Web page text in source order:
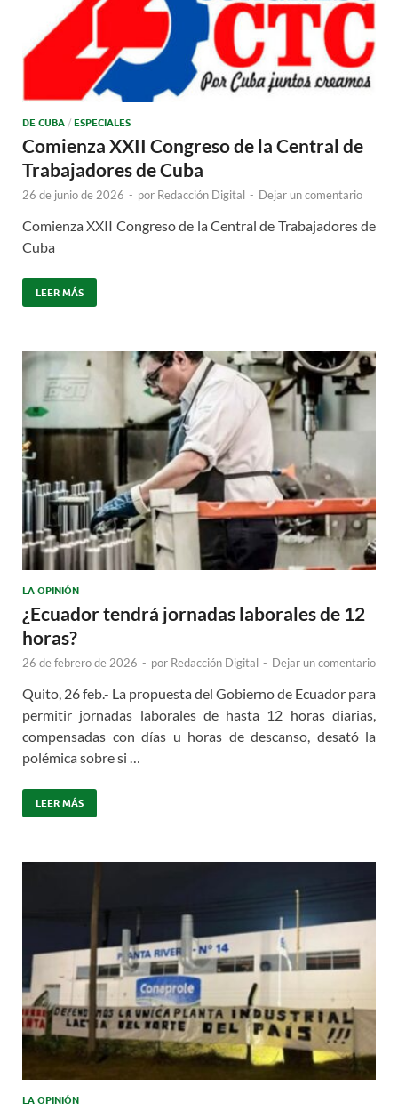
DE CUBA / ESPECIALES
Comienza XXII Congreso de la Central de
Trabajadores de Cuba
26 de junio de 2026 - por Redacción Digital - Dejar un comentario
Comienza XXII Congreso de la Central de Trabajadores de
Cuba
LEER MÁS
LA OPINIÓN
¿Ecuador tendrá jornadas laborales de 12
horas?
26 de febrero de 2026 - por Redacción Digital - Dejar un comentario
Quito, 26 feb.- La propuesta del Gobierno de Ecuador para
permitir jornadas laborales de hasta 12 horas diarias,
compensadas con días u horas de descanso, desató la
polémica sobre si …
LEER MÁS
LA OPINIÓN